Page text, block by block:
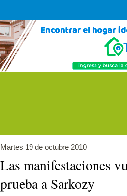
Martes 19 de octubre 2010
Las manifestaciones
prueba a Sarkozy